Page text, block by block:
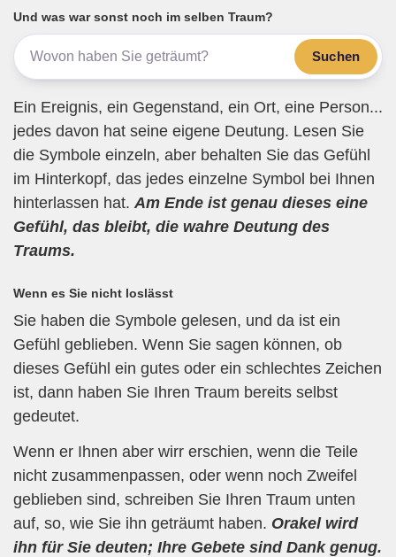
b
o
o
k
a
m
A
p
p
Und was war sonst noch im selben Traum?
Suchen
Ein Ereignis, ein Gegenstand, ein Ort, eine Person...
jedes davon hat seine eigene Deutung. Lesen Sie
die Symbole einzeln, aber behalten Sie das Gefühl
im Hinterkopf, das jedes einzelne Symbol bei Ihnen
hinterlassen hat. Am Ende ist genau dieses eine
Gefühl, das bleibt, die wahre Deutung des
Traums.
Wenn es Sie nicht loslässt
Sie haben die Symbole gelesen, und da ist ein
Gefühl geblieben. Wenn Sie sagen können, ob
dieses Gefühl ein gutes oder ein schlechtes Zeichen
ist, dann haben Sie Ihren Traum bereits selbst
gedeutet.
Wenn er Ihnen aber wirr erschien, wenn die Teile
nicht zusammenpassen, oder wenn noch Zweifel
geblieben sind, schreiben Sie Ihren Traum unten
auf, so, wie Sie ihn geträumt haben. Orakel wird
ihn für Sie deuten; Ihre Gebete sind Dank genug.